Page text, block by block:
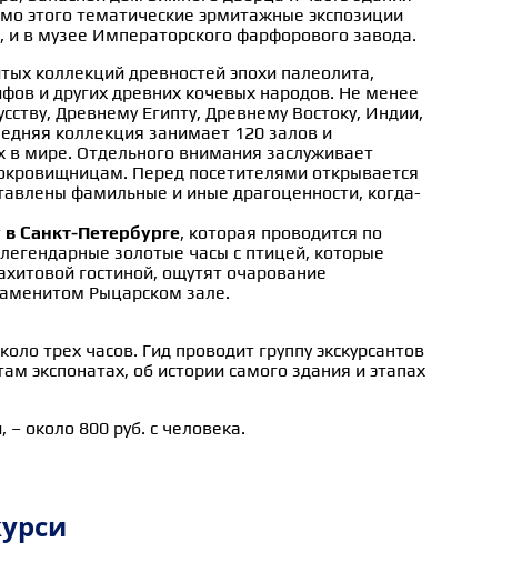
этого тематические эрмитажные экспозиции
в музее Императорского фарфорового завода.
коллекций древностей эпохи палеолита,
и других древних кочевых народов. Не менее
Древнему Египту, Древнему Востоку, Индии,
коллекция занимает 120 залов и
в мире. Отдельного внимания заслуживает
Перед посетителями открывается
фамильные и иные драгоценности, когда-
Санкт-Петербурге, которая проводится по
золотые часы с птицей, которые
гостиной, ощутят очарование
Рыцарском зале.
трех часов. Гид проводит группу экскурсантов
экспонатах, об истории самого здания и этапах
– около 800 руб. с человека.